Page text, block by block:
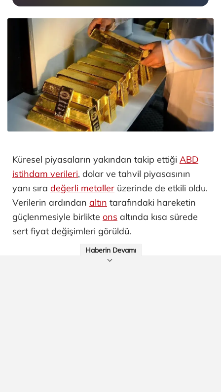
Küresel piyasaların yakından takip ettiği ABD
istihdam verileri, dolar ve tahvil piyasasının
yanı sıra değerli metaller üzerinde de etkili oldu.
Verilerin ardından altın tarafındaki hareketin
güçlenmesiyle birlikte ons altında kısa sürede
sert fiyat değişimleri görüldü.
Haberin Devamı